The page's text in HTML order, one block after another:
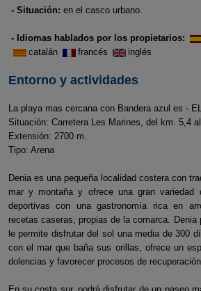
- Situación: en el casco urbano.
- Idiomas hablados por los propietarios:
catalán
francés inglés
Entorno y actividades
La playa mas cercana con Bandera azul es -
Situación: Carretera Les Marines, del km. 5,4
Extensión: 2700 m.
Tipo: Arena
Denia es una pequeña localidad costera con
mar y montaña y ofrece una gran variedad
deportivas con una gastronomía rica en
recetas caseras, propias de la comarca.
le permite disfrutar del sol una media de 300
con el mar que baña sus orillas, ofrece un
dolencias y favorecer procesos de